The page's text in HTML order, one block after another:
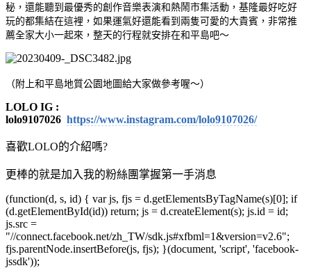
秘，還能聽到最優秀的創作音樂表演和熱鬧市集活動，基隆最好吃好
玩的都集結在這裡，如果運氣好還能看到兩隻可愛的大貴賓，非常推
薦全家大小一起來，整天的行程就安排在和平島吧～
（附上和平島地質公園地圖給大家做參考喔～）
LOLO IG :
lolo9107026 https://www.instagram.com/lolo9107026/
喜歡LOLO的介紹嗎?
更棒的就是加入我的粉絲團掌握第一手消息
(function(d, s, id) { var js, fjs = d.getElementsByTagName(s)[0]; if
(d.getElementById(id)) return; js = d.createElement(s); js.id = id;
js.src =
"//connect.facebook.net/zh_TW/sdk.js#xfbml=1&version=v2.6";
fjs.parentNode.insertBefore(js, fjs); }(document, 'script', 'facebook-
jssdk'));